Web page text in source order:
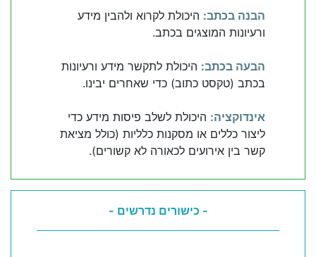
הבנה בכתב: היכולת לקרוא ולהבין מידע
ורעיונות המוצגים בכתב.
הבעה בכתב: היכולת לתקשר מידע ורעיונות
בכתב (טקסט כתוב) כדי שאחרים יבינו.
אינדוקציה: היכולת לשלב פיסות מידע כדי
ליצור כללים או מסקנות כלליות (כולל מציאת
קשר בין אירועים לכאורה לא קשורים).
- כישורים נדרשים -